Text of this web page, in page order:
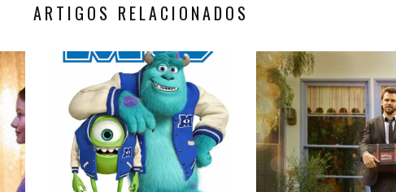
ARTIGOS RELACIONADOS